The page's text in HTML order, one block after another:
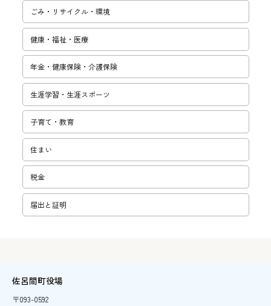
ごみ・リサ­イクル・環­境
健康・福祉・医療
年金・健康保険・介護保険
生涯学習・­生涯スポー­ツ
子育て・教­育
住まい
税金
届出と証明
佐呂間町役場
〒093-0592